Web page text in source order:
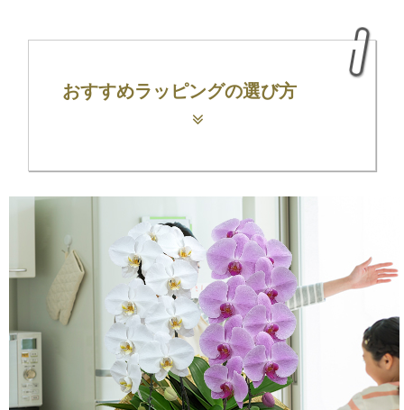
おすすめラッピングの選び方